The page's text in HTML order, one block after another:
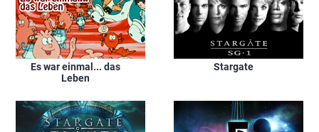
Es war einmal... das
Leben
Stargate